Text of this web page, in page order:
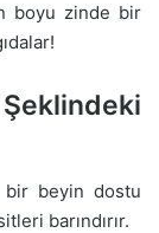
boyu zinde bir
beyin dostu
barındırır.